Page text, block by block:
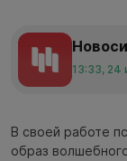
13:33, 24
В своей работе
образ